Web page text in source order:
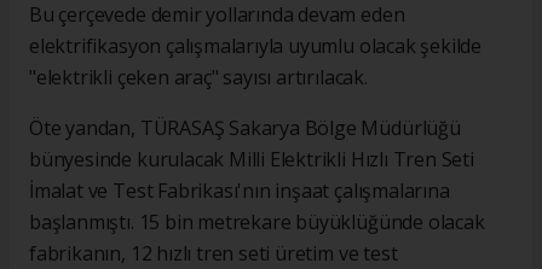
Bu çerçevede demir yollarında devam eden
elektrifikasyon çalışmalarıyla uyumlu olacak şekilde
"elektrikli çeken araç" sayısı artırılacak.
Öte yandan, TÜRASAŞ Sakarya Bölge Müdürlüğü
bünyesinde kurulacak Milli Elektrikli Hızlı Tren Seti
İmalat ve Test Fabrikası'nın inşaat çalışmalarına
başlanmıştı. 15 bin metrekare büyüklüğünde olacak
fabrikanın, 12 hızlı tren seti üretim ve test